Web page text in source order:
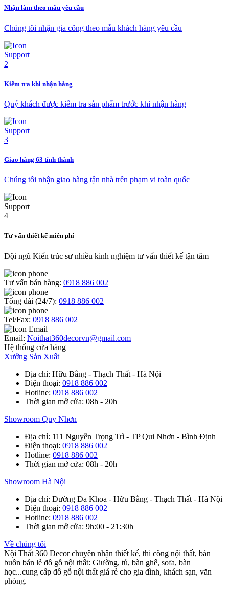
Nhận làm theo mẫu yêu cầu
Chúng tôi nhận gia công theo mẫu khách hàng yêu cầu
Kiểm tra khi nhận hàng
Quý khách được kiểm tra sản phẩm trước khi nhận hàng
Giao hàng 63 tỉnh thành
Chúng tôi nhận giao hàng tận nhà trên phạm vi toàn quốc
Tư vấn thiết kế miễn phí
Đội ngũ Kiến trúc sư nhiều kinh nghiệm tư vấn thiết kế tận tâm
Tư vấn bán hàng: 0918 886 002
Tổng đài (24/7): 0918 886 002
Tel/Fax: 0918 886 002
Email: Noithat360decorvn@gmail.com
Hệ thống cửa hàng
Xưởng Sản Xuất
Địa chỉ: Hữu Bằng - Thạch Thất - Hà Nội
Điện thoại: 0918 886 002
Hotline: 0918 886 002
Thời gian mở cửa: 08h - 20h
Showroom Quy Nhơn
Địa chỉ: 111 Nguyễn Trọng Trì - TP Qui Nhơn - Bình Định
Điện thoại: 0918 886 002
Hotline: 0918 886 002
Thời gian mở cửa: 08h - 20h
Showroom Hà Nội
Địa chỉ: Đường Đa Khoa - Hữu Bằng - Thạch Thất - Hà Nội
Điện thoại: 0918 886 002
Hotline: 0918 886 002
Thời gian mở cửa: 9h:00 - 21:30h
Về chúng tôi
Nội Thất 360 Decor chuyên nhận thiết kế, thi công nội thất, bán
buôn bán lẻ đồ gỗ nội thất: Giường, tủ, bàn ghế, sofa, bàn
học...cung cấp đồ gỗ nội thất giá rẻ cho gia đình, khách sạn, văn
phòng.